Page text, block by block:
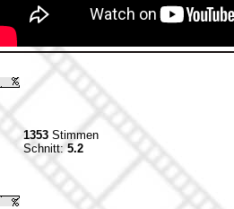
1353 Stimmen
Schnitt:5.2